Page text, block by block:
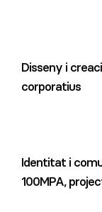
Disseny i
corporatius
Identitat i
100MPA,